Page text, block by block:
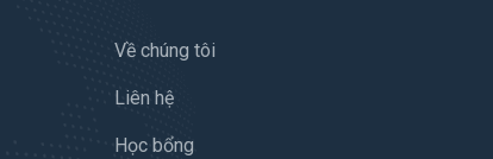
Về chúng tôi
Liên hệ
Học bổng